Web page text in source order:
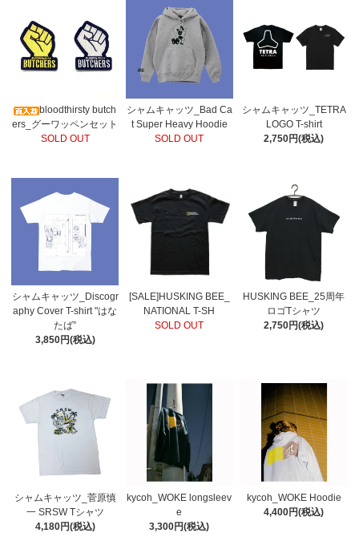
bloodthirsty butch
ers_グーワッペンセット
SOLD OUT
シャムキャッツ_Bad Ca
t Super Heavy Hoodie
SOLD OUT
シャムキャッツ_TETRA
LOGO T-shirt
2,750円(税込)
シャムキャッツ_Discogr
aphy Cover T-shirt "はな
たば”
3,850円(税込)
[SALE]HUSKING BEE_
NATIONAL T-SH
SOLD OUT
HUSKING BEE_25周年
ロゴTシャツ
2,750円(税込)
シャムキャッツ_菅原慎
一 SRSW Tシャツ
4,180円(税込)
kycoh_WOKE longsleev
e
3,300円(税込)
kycoh_WOKE Hoodie
4,400円(税込)